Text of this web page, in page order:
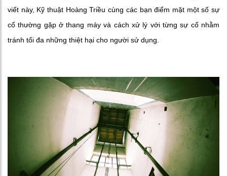
viết này, Kỹ thuật Hoàng Triều cùng các bạn điểm mặt một số sự
cố thường gặp ở thang máy và cách xử lý với từng sự cố nhằm
tránh tối đa những thiệt hại cho người sử dụng.